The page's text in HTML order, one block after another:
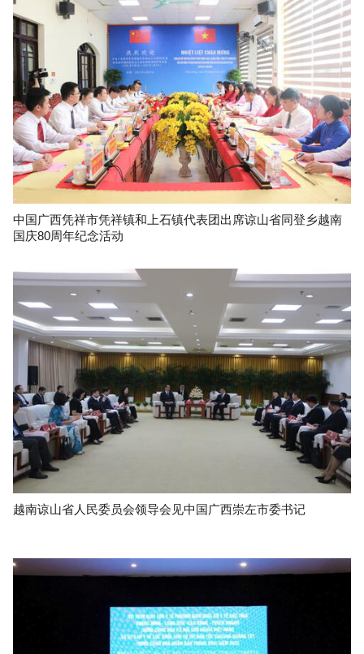
中国广西凭祥市凭祥镇和上石镇代表团出席谅山省同登乡越南
国庆80周年纪念活动
越南谅山省人民委员会领导会见中国广西崇左市委书记